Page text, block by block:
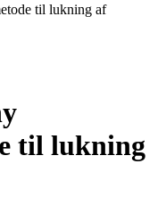
til lukning af
til lukning